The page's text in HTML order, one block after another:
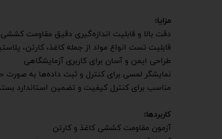
مزایا:
دقت بالا و قابلیت اندازه‌گیری دقیق مقاومت کششی
قابلیت تست انواع مواد از جمله کاغذ، کارتن،
طراحی ایمن و آسان برای کاربری آزمایشگاهی
نمایشگر لمسی برای کنترل و ثبت داده‌ها به صورت
مناسب برای کنترل کیفیت و تضمین استاندارد
کاربردها:
آزمون مقاومت کششی کاغذ و کارتن